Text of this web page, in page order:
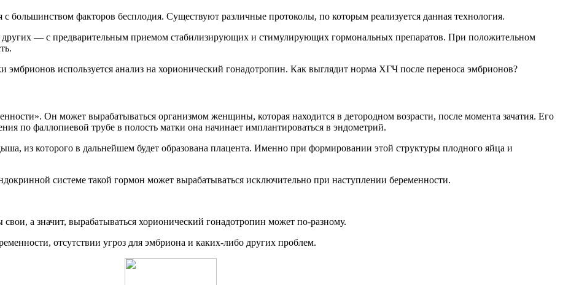
с большинством факторов бесплодия. Существуют различные протоколы, по которым реализуется данная технология.
— с предварительным приемом стабилизирующих и стимулирующих гормональных препаратов. При положительном
эмбрионов используется анализ на хорионический гонадотропин. Как выглядит норма ХГЧ после переноса эмбрионов?
Он может вырабатываться организмом женщины, которая находится в детородном возрасти, после момента зачатия. Его
по фаллопиевой трубе в полость матки она начинает имплантироваться в эндометрий.
из которого в дальнейшем будет образована плацента. Именно при формировании этой структуры плодного яйца и
системе такой гормон может вырабатываться исключительно при наступлении беременности.
а значит, вырабатываться хорионический гонадотропин может по-разному.
отсутствии угроз для эмбриона и каких-либо других проблем.